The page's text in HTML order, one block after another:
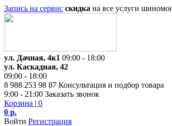
Запись на сервис скидка на все услуги
ул. Дачная, 4к1 09:00 - 18:00
ул. Каскадная, 42
09:00 - 18:00
8 988 253 98 87 Консультация и подбор товара
9:00 - 21:00 Заказать звонок
Корзина | 0
0 р.
Войти Регистрация